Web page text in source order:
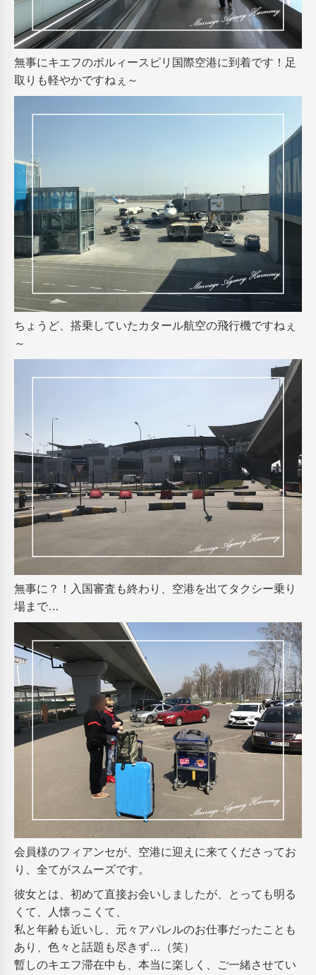
無事にキエフのボルィースピリ国際空港に到着です！足
取りも軽やかですねぇ～
ちょうど、搭乗していたカタール航空の飛行機ですねぇ
～
無事に？！入国審査も終わり、空港を出てタクシー乗り
場まで…
会員様のフィアンセが、空港に迎えに来てくださってお
り、全てがスムーズです。
彼女とは、初めて直接お会いしましたが、とっても明る
くて、人懐っこくて、
私と年齢も近いし、元々アパレルのお仕事だったことも
あり、色々と話題も尽きず…（笑）
暫しのキエフ滞在中も、本当に楽しく、ご一緒させてい